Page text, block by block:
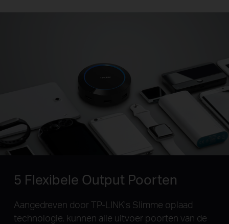
5 Flexibele Output Poorten
Aangedreven door TP-LINK's Slimme oplaad
technologie, kunnen alle uitvoer poorten van de